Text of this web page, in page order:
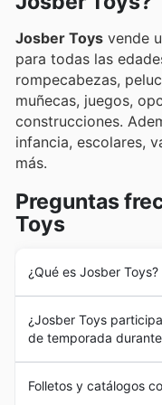
que hacen su
artículos para
inmejorables.
Josber Toys vende
para todas las
rompecabezas,
muñecas, juegos,
construcciones.
infancia, escolares,
más.
Preguntas
Toys
¿Qué es Josber Toys?
20 años en el
una empresa y a su
perteneciente al
trayectoria, se ha
¿Josber Toys
de temporada
promociones de
Folletos y catálogos